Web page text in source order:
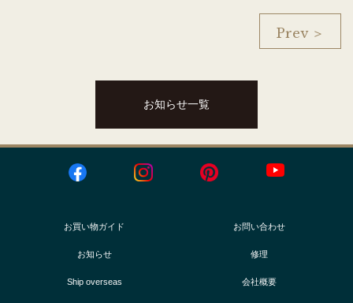
Prev ＞
お知らせ一覧
お買い物ガイド お問い合わせ
お知らせ 修理
Ship overseas 会社概要